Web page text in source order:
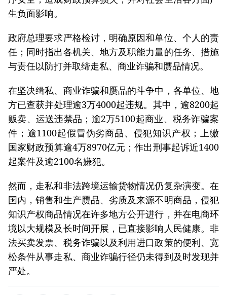
生负面影响。
政府总理要求严格检讨，明确原因和单位、个人的责
任；同时指出各机关、地方及职能力量的任务、措施
与责任以防打并取缔走私、商业诈骗和赝品情况。
在坚决缉私、商业诈骗和赝品的斗争中，各单位、地
方已查获并处理逾3万4000起违规。其中，逾8200起
贩卖、运送违禁品；逾2万5100起商业、税务诈骗案
件；逾1100起假冒伪劣商品、侵犯知识产权；上缴
国家财政预算逾4万8970亿元；作出刑事起诉近1400
起案件及逾2100名嫌犯。
然而，走私和非法跨境运输货物情况仍复杂演变。在
国内，销售和生产赝品、劣质及来源不明商品，侵犯
知识产权商品情况在许多地方公开进行，并在电商环
境以大规模及长时间开展，已直接影响人民健康。非
法买卖发票、税务诈骗以及利用进口政策的便利、宽
松条件从事走私、商业诈骗行径仍未得到及时发现并
严处。